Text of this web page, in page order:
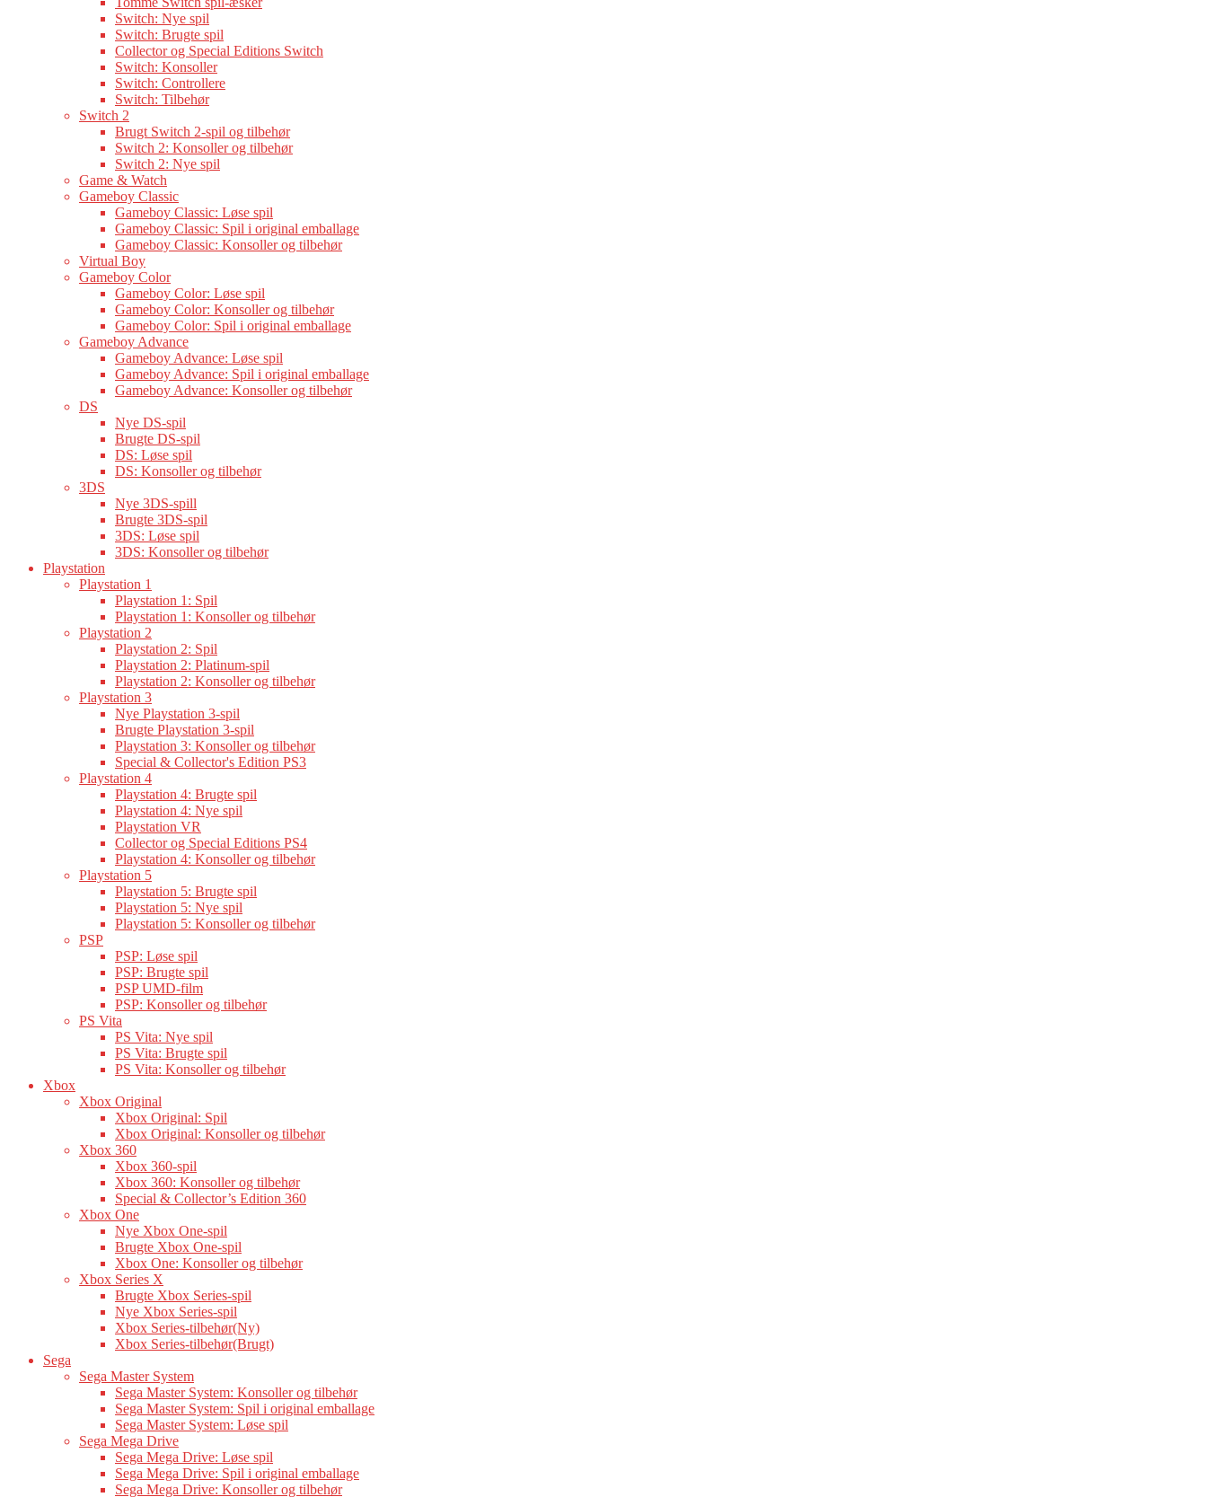
Switch: Nye spil
Switch: Brugte spil
Collector og Special Editions Switch
Switch: Konsoller
Switch: Controllere
Switch: Tilbehør
Switch 2
Brugt Switch 2-spil og tilbehør
Switch 2: Konsoller og tilbehør
Switch 2: Nye spil
Game & Watch
Gameboy Classic
Gameboy Classic: Løse spil
Gameboy Classic: Spil i original emballage
Gameboy Classic: Konsoller og tilbehør
Virtual Boy
Gameboy Color
Gameboy Color: Løse spil
Gameboy Color: Konsoller og tilbehør
Gameboy Color: Spil i original emballage
Gameboy Advance
Gameboy Advance: Løse spil
Gameboy Advance: Spil i original emballage
Gameboy Advance: Konsoller og tilbehør
DS
Nye DS-spil
Brugte DS-spil
DS: Løse spil
DS: Konsoller og tilbehør
3DS
Nye 3DS-spill
Brugte 3DS-spil
3DS: Løse spil
3DS: Konsoller og tilbehør
Playstation
Playstation 1
Playstation 1: Spil
Playstation 1: Konsoller og tilbehør
Playstation 2
Playstation 2: Spil
Playstation 2: Platinum-spil
Playstation 2: Konsoller og tilbehør
Playstation 3
Nye Playstation 3-spil
Brugte Playstation 3-spil
Playstation 3: Konsoller og tilbehør
Special & Collector's Edition PS3
Playstation 4
Playstation 4: Brugte spil
Playstation 4: Nye spil
Playstation VR
Collector og Special Editions PS4
Playstation 4: Konsoller og tilbehør
Playstation 5
Playstation 5: Brugte spil
Playstation 5: Nye spil
Playstation 5: Konsoller og tilbehør
PSP
PSP: Løse spil
PSP: Brugte spil
PSP UMD-film
PSP: Konsoller og tilbehør
PS Vita
PS Vita: Nye spil
PS Vita: Brugte spil
PS Vita: Konsoller og tilbehør
Xbox
Xbox Original
Xbox Original: Spil
Xbox Original: Konsoller og tilbehør
Xbox 360
Xbox 360-spil
Xbox 360: Konsoller og tilbehør
Special & Collector’s Edition 360
Xbox One
Nye Xbox One-spil
Brugte Xbox One-spil
Xbox One: Konsoller og tilbehør
Xbox Series X
Brugte Xbox Series-spil
Nye Xbox Series-spil
Xbox Series-tilbehør(Ny)
Xbox Series-tilbehør(Brugt)
Sega
Sega Master System
Sega Master System: Konsoller og tilbehør
Sega Master System: Spil i original emballage
Sega Master System: Løse spil
Sega Mega Drive
Sega Mega Drive: Løse spil
Sega Mega Drive: Spil i original emballage
Sega Mega Drive: Konsoller og tilbehør